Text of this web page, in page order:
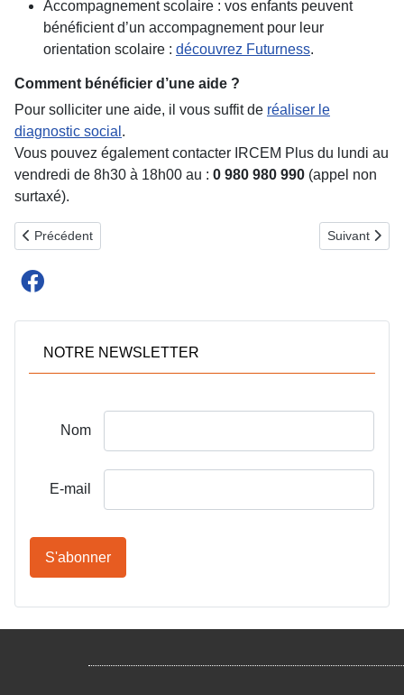
Accompagnement scolaire : vos enfants peuvent
bénéficient d’un accompagnement pour leur
orientation scolaire : découvrez Futurness.
Comment bénéficier d’une aide ?
Pour solliciter une aide, il vous suffit de réaliser le
diagnostic social .
Vous pouvez également contacter IRCEM Plus du lundi au
vendredi de 8h30 à 18h00 au : 0 980 980 990 (appel non
surtaxé).
Article précédent : Utilisez la messagerie assistée sur IRCEM.com !
Précédent Article
Suivant
NOTRE NEWSLETTER
Nom
E-mail
S'abonner